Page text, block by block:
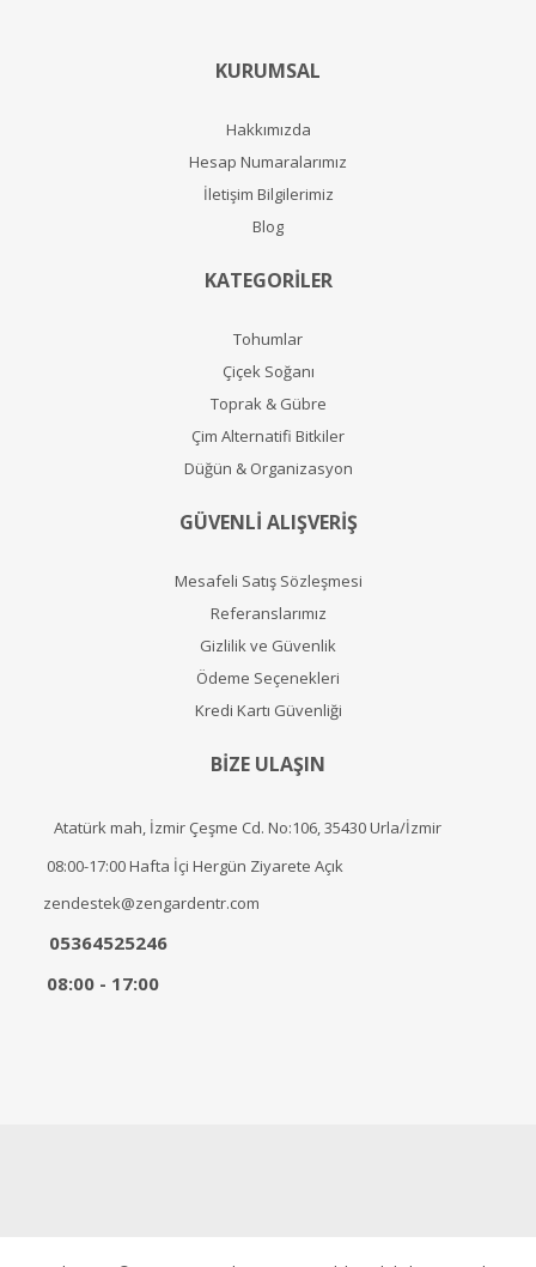
KURUMSAL
Hakkımızda
Hesap Numaralarımız
İletişim Bilgilerimiz
Blog
KATEGORİLER
Tohumlar
Çiçek Soğanı
Toprak & Gübre
Çim Alternatifi Bitkiler
Düğün & Organizasyon
GÜVENLİ ALIŞVERİŞ
Mesafeli Satış Sözleşmesi
Referanslarımız
Gizlilik ve Güvenlik
Ödeme Seçenekleri
Kredi Kartı Güvenliği
BİZE ULAŞIN
Atatürk mah, İzmir Çeşme Cd. No:106, 35430 Urla/İzmir
08:00-17:00 Hafta İçi Hergün Ziyarete Açık
zendestek@zengardentr.com
05364525246
08:00 - 17:00